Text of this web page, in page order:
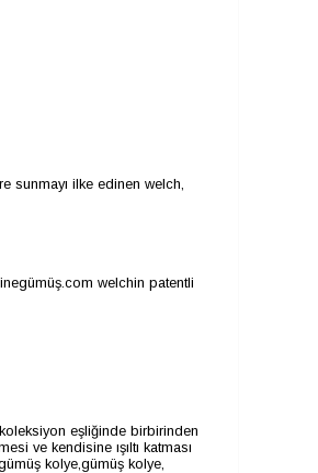
sunmayı ilke edinen welch,
welchin patentli
eşliğinde birbirinden
ve kendisine ışıltı katması
kolye,gümüş kolye,